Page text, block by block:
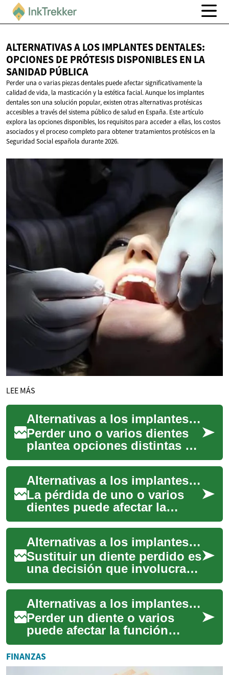
ALTERNATIVAS A LOS IMPLANTES DENTALES:
OPCIONES DE PRÓTESIS DISPONIBLES EN LA
SANIDAD PÚBLICA
Perder una o varias piezas dentales puede afectar significativamente la
calidad de vida, la masticación y la estética facial. Aunque los implantes
dentales son una solución popular, existen otras alternativas protésicas
accesibles a través del sistema público de salud en España. Este artículo
explora las opciones disponibles, los requisitos para acceder a ellas, los costos
asociados y el proceso completo para obtener tratamientos protésicos en la
Seguridad Social española durante 2026.
LEE MÁS
Alternativas a los implantes dentales
Perder uno o varios dientes
plantea opciones distintas a
la colocación de implantes
dentales. Antes de decidir, es
im...
Alternativas a los implantes dentales
La pérdida de uno o varios
dientes puede afectar la
masticación, la estética y la
confianza. Existen
alternativas a l...
Alternativas a los implantes dentales
Sustituir un diente perdido es
una decisión que involucra
salud, función y estética.
Antes de optar por implantes
den...
Alternativas a los implantes dentales: opciones y consideraciones
Perder un diente o varios
puede afectar la función
masticatoria, el habla y la
apariencia. Afortunadamente
existen al...
FINANZAS